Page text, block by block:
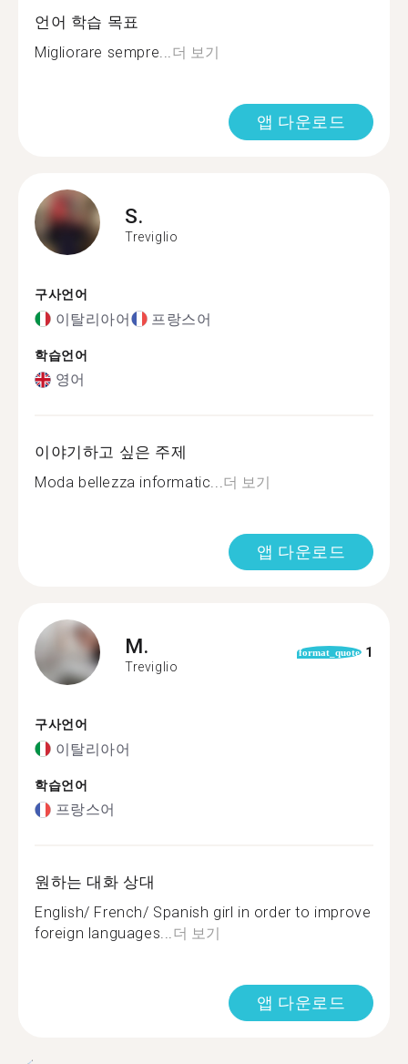
언어 학습 목표
Migliorare sempre...더 보기
앱 다운로드
S.
Treviglio
구사언어
이탈리아어 프랑스어
학습언어
영어
이야기하고 싶은 주제
Moda bellezza informatic...더 보기
앱 다운로드
M.
Treviglio
format_quote 1
구사언어
이탈리아어
학습언어
프랑스어
원하는 대화 상대
English/ French/ Spanish girl in order to improve
foreign languages...더 보기
앱 다운로드